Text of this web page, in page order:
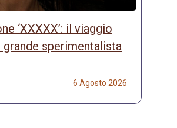
‘XXXXX’: il viaggio
sperimentalista
6 Agosto 2026